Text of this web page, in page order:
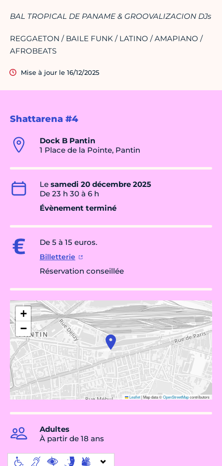
Shattarena #4
Dock B Pantin
1 Place de la Pointe, Pantin
Le samedi 20 décembre 2025
De 23 h 30 à 6 h
Évènement terminé
De 5 à 15 euros.
Billetterie
Réservation conseillée
+
−
Leaflet|Map data ©OpenStreetMapcontributors
Adultes
À partir de 18 ans
BAL TROPICAL DE PANAME & GROOVALIZACION DJs
REGGAETON / BAILE FUNK / LATINO / AMAPIANO /
AFROBEATS
Mise à jour le 16/12/2025